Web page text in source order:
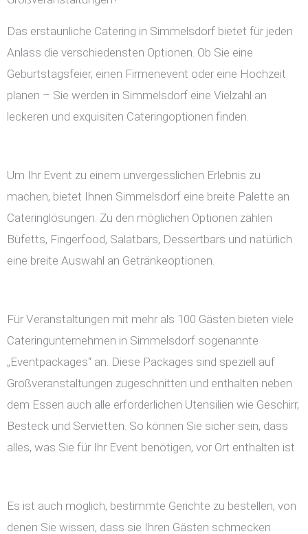
Das erstaunliche Catering in Simmelsdorf bietet für jeden
Anlass die verschiedensten Optionen. Ob Sie eine
Geburtstagsfeier, einen Firmenevent oder eine Hochzeit
planen – Sie werden in Simmelsdorf eine Vielzahl an
leckeren und exquisiten Cateringoptionen finden.
Um Ihr Event zu einem unvergesslichen Erlebnis zu
machen, bietet Ihnen Simmelsdorf eine breite Palette an
Cateringlösungen. Zu den möglichen Optionen zählen
Büfetts, Fingerfood, Salatbars, Dessertbars und natürlich
eine breite Auswahl an Getränkeoptionen.
Für Veranstaltungen mit mehr als 100 Gästen bieten viele
Cateringunternehmen in Simmelsdorf sogenannte
„Eventpackages“ an. Diese Packages sind speziell auf
Großveranstaltungen zugeschnitten und enthalten neben
dem Essen auch alle erforderlichen Utensilien wie Geschirr,
Besteck und Servietten. So können Sie sicher sein, dass
alles, was Sie für Ihr Event benötigen, vor Ort enthalten ist.
Es ist auch möglich, bestimmte Gerichte zu bestellen, von
denen Sie wissen, dass sie Ihren Gästen schmecken